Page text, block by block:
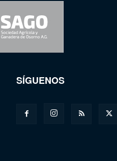
SÍGUENOS